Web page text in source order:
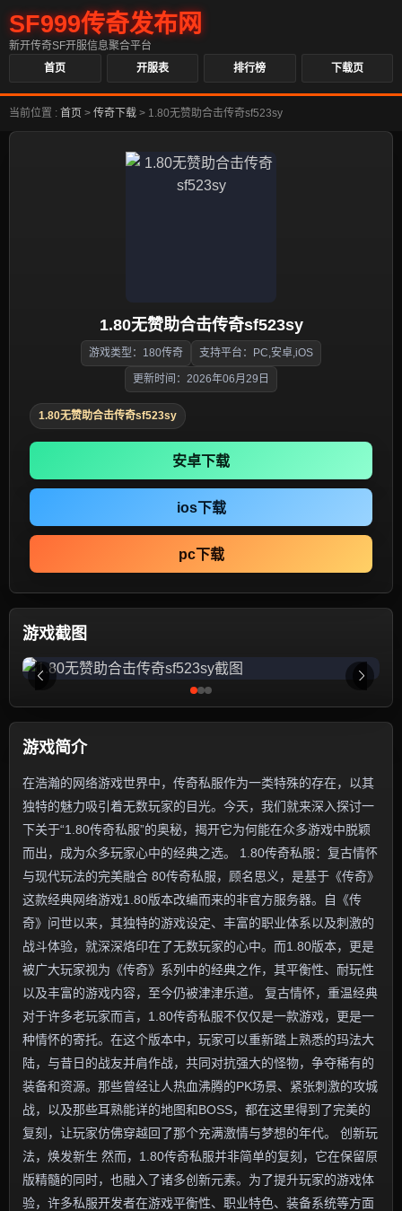
SF999传奇发布网
新开传奇SF开服信息聚合平台
首页
开服表 排行榜 下载页
当前位置 : 首页 > 传奇下载 > 1.80无赞助合击传奇sf523sy
1.80无赞助合击传奇sf523sy
游戏类型：180传奇 支持平台：PC,安卓,iOS
更新时间：2026年06月29日
1.80无赞助合击传奇sf523sy
安卓下载
ios下载
pc下载
游戏截图
游戏简介
在浩瀚的网络游戏世界中，传奇私服作为一类特殊的存在，以其
独特的魅力吸引着无数玩家的目光。今天，我们就来深入探讨一
下关于“1.80传奇私服”的奥秘，揭开它为何能在众多游戏中脱颖
而出，成为众多玩家心中的经典之选。 1.80传奇私服：复古情怀
与现代玩法的完美融合 80传奇私服，顾名思义，是基于《传奇》
这款经典网络游戏1.80版本改编而来的非官方服务器。自《传
奇》问世以来，其独特的游戏设定、丰富的职业体系以及刺激的
战斗体验，就深深烙印在了无数玩家的心中。而1.80版本，更是
被广大玩家视为《传奇》系列中的经典之作，其平衡性、耐玩性
以及丰富的游戏内容，至今仍被津津乐道。 复古情怀，重温经典
对于许多老玩家而言，1.80传奇私服不仅仅是一款游戏，更是一
种情怀的寄托。在这个版本中，玩家可以重新踏上熟悉的玛法大
陆，与昔日的战友并肩作战，共同对抗强大的怪物，争夺稀有的
装备和资源。那些曾经让人热血沸腾的PK场景、紧张刺激的攻城
战，以及那些耳熟能详的地图和BOSS，都在这里得到了完美的
复刻，让玩家仿佛穿越回了那个充满激情与梦想的年代。 创新玩
法，焕发新生 然而，1.80传奇私服并非简单的复刻，它在保留原
版精髓的同时，也融入了诸多创新元素。为了提升玩家的游戏体
验，许多私服开发者在游戏平衡性、职业特色、装备系统等方面